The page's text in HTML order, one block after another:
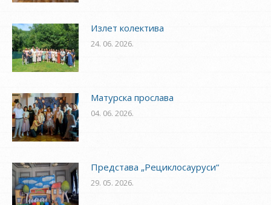
Излет колектива
24. 06. 2026.
Матурска прослава
04. 06. 2026.
Представа „Рециклосауруси“
29. 05. 2026.